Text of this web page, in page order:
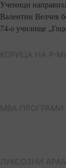
Ученици
Валентин Велчев
74-о училище
КОРИЦА НА P-
МВА ПРОГРАМИ
ЛУКСОЗНИ